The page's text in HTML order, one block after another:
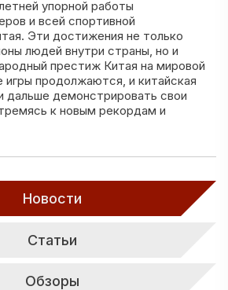
упорной работы
и всей спортивной
Эти достижения не только
людей внутри страны, но и
престиж Китая на мировой
игры продолжаются, и китайская
дальше демонстрировать свои
к новым рекордам и
Новости
Статьи
Обзоры